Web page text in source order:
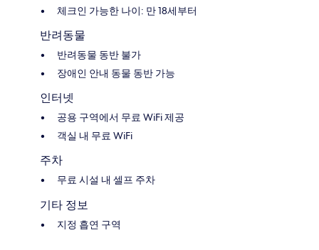
체크인 가능한 나이: 만 18세부터
반려동물
반려동물 동반 불가
장애인 안내 동물 동반 가능
인터넷
공용 구역에서 무료 WiFi 제공
객실 내 무료 WiFi
주차
무료 시설 내 셀프 주차
기타 정보
지정 흡연 구역